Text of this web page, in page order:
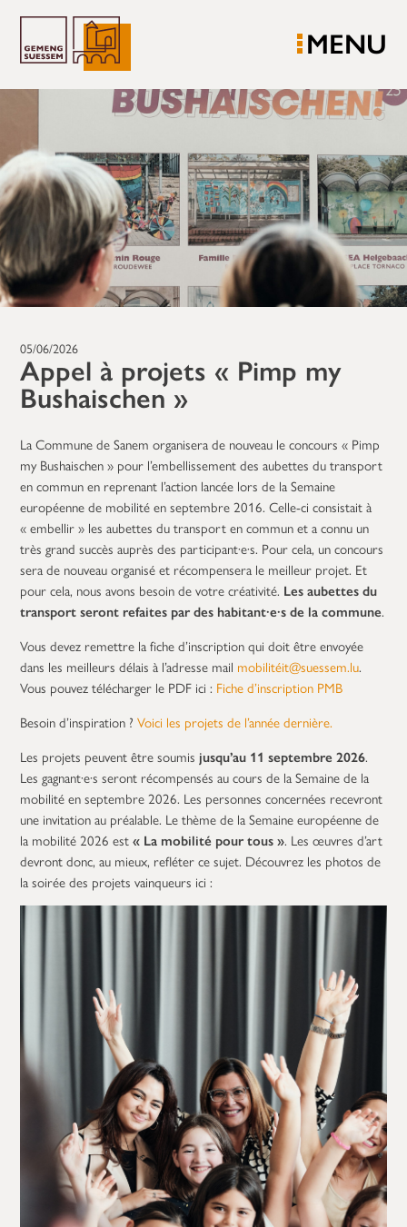
MENU
05/06/2026
Appel à projets « Pimp my
Bushaischen »
La Commune de Sanem organisera de nouveau le concours « Pimp
my Bushaischen » pour l’embellissement des aubettes du transport
en commun en reprenant l’action lancée lors de la Semaine
européenne de mobilité en septembre 2016. Celle-ci consistait à
« embellir » les aubettes du transport en commun et a connu un
très grand succès auprès des participant·e·s. Pour cela, un concours
sera de nouveau organisé et récompensera le meilleur projet. Et
pour cela, nous avons besoin de votre créativité. Les aubettes du
transport seront refaites par des habitant·e·s de la commune.
Vous devez remettre la fiche d’inscription qui doit être envoyée
dans les meilleurs délais à l’adresse mail mobilitéit@suessem.lu.
Vous pouvez télécharger le PDF ici : Fiche d’inscription PMB
Besoin d’inspiration ?Voici les projets de l’année dernière.
Les projets peuvent être soumis jusqu’au 11 septembre 2026.
Les gagnant·e·s seront récompensés au cours de la Semaine de la
mobilité en septembre 2026. Les personnes concernées recevront
une invitation au préalable. Le thème de la Semaine européenne de
la mobilité 2026 est« La mobilité pour tous ». Les œuvres d’art
devront donc, au mieux, refléter ce sujet. Découvrez les photos de
la soirée des projets vainqueurs ici :